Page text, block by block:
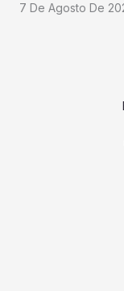
7 De Agosto De